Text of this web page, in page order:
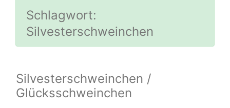
Schlagwort:
Silvesterschweinchen
Silvesterschweinchen /
Glücksschweinchen